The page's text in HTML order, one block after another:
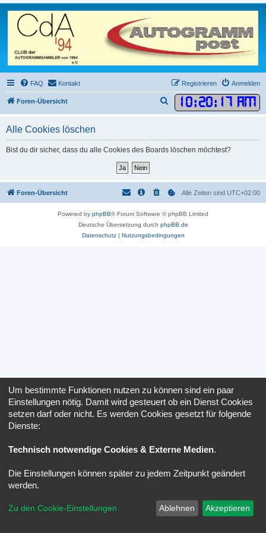
FAQ Kontakt Anmelden
Registrieren
Foren-Übersicht 10:20: 17 AM
u
Alle Cookies löschen
Bist du dir sicher, dass du alle Cookies des Boards löschen möchtest?
Foren-Übersicht Alle Zeiten sind UTC+02:00
Powered by phpBB® Forum Software © phpBB Limited
Deutsche Übersetzung durch phpBB.de
Datenschutz| Nutzungsbedingungen
Um bestimmte Funktionen nutzen zu können sind ein paar
Einstellungen nötig. Damit wird gesteuert ob ein Dienst Cookies
setzen darf oder nicht. Es werden Cookies gesetzt für folgende
Dienste:
Technisch notwendige Cookies & Externe Medien.
Die Einstellungen können später zu jedem Zeitpunkt geändert
werden.
Zu den Cookie-Einstellungen Ablehnen Akzeptieren